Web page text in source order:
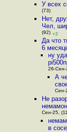
У всех
(73)
Нет,
Чел,
(92) +2
Да что
6
ну
26-
А
Сен-
Не
Сен-25,
в